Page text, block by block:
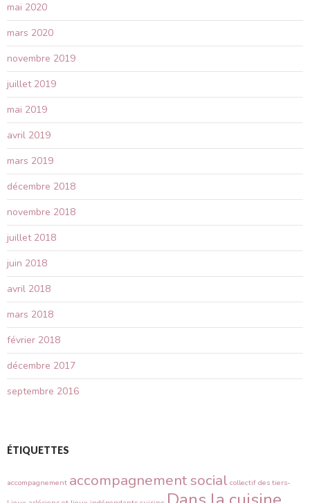
mai 2020
mars 2020
novembre 2019
juillet 2019
mai 2019
avril 2019
mars 2019
décembre 2018
novembre 2018
juillet 2018
juin 2018
avril 2018
mars 2018
février 2018
décembre 2017
septembre 2016
ÉTIQUETTES
accompagnement accompagnement social collectif des tiers-